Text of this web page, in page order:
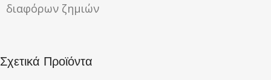
διαφόρων ζημιών
Σχετικά Προϊόντα